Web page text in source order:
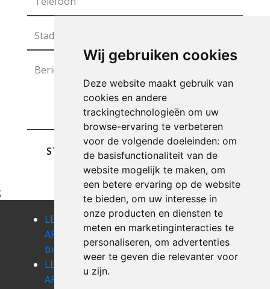
Wij gebruiken cookies
Deze website maakt gebruik van
cookies en andere
trackingtechnologieën om uw
browse-ervaring te verbeteren
voor de volgende doeleinden: om
de basisfunctionaliteit van de
website mogelijk te maken, om
een betere ervaring op de website
te bieden, om uw interesse in
onze producten en diensten te
meten en marketinginteracties te
personaliseren, om advertenties
weer te geven die relevanter voor
u zijn.
STUREN
;
LEEGMAKEN
APPARTEMENT
bierges
LEEGMAKEN
APPARTEMENT
bierghes
LEEGMAKEN
APPARTEMENT
biez
LEEGMAKEN
APPARTEMENT
LEEGMAKEN
LEEGMAKEN